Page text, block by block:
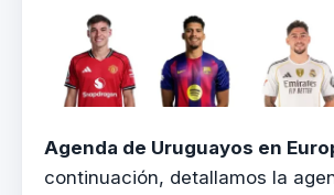
Agenda de Uruguayos en
continuación, detallamos la